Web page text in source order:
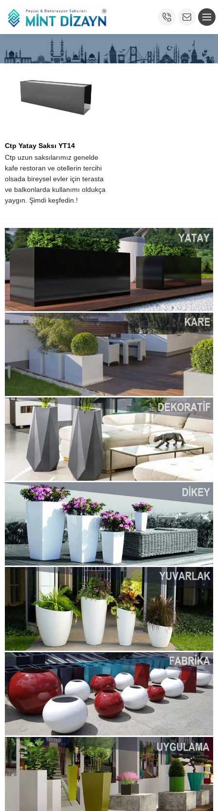
Ctp Yatay Saksı YT14
Ctp uzun saksılarımız genelde
kafe restoran ve otellerin tercihi
olsada bireysel evler için terasta
ve balkonlarda kullanımı oldukça
yaygın. Şimdi keşfedin.!